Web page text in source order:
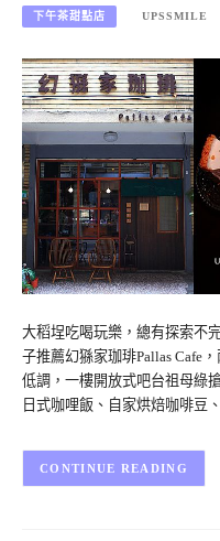
下午茶甜點店 UPSSMILE
大稻埕吃喝玩樂，總有探索不
子推薦幻猻家珈琲Pallas Cafe
低調，一樓開放式吧台祖母綠
日式咖哩飯、自家烘焙咖啡豆
CONTINUE READING